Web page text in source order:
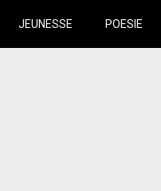
JEUNESSE POESIE